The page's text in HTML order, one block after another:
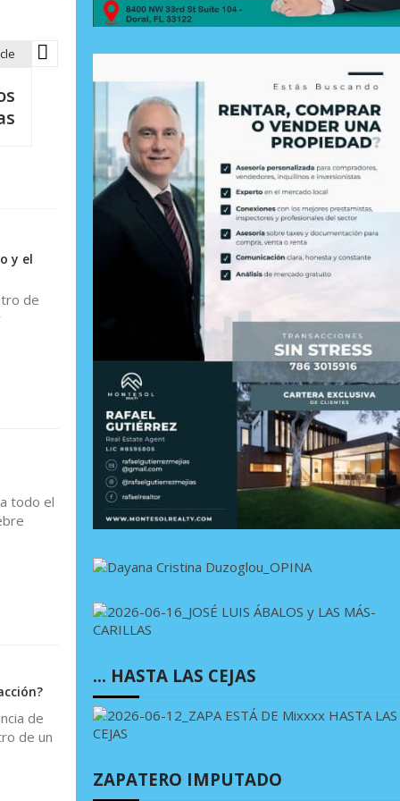
y el
de
todo el
de
de un
… HASTA LAS CEJAS
ZAPATERO IMPUTADO